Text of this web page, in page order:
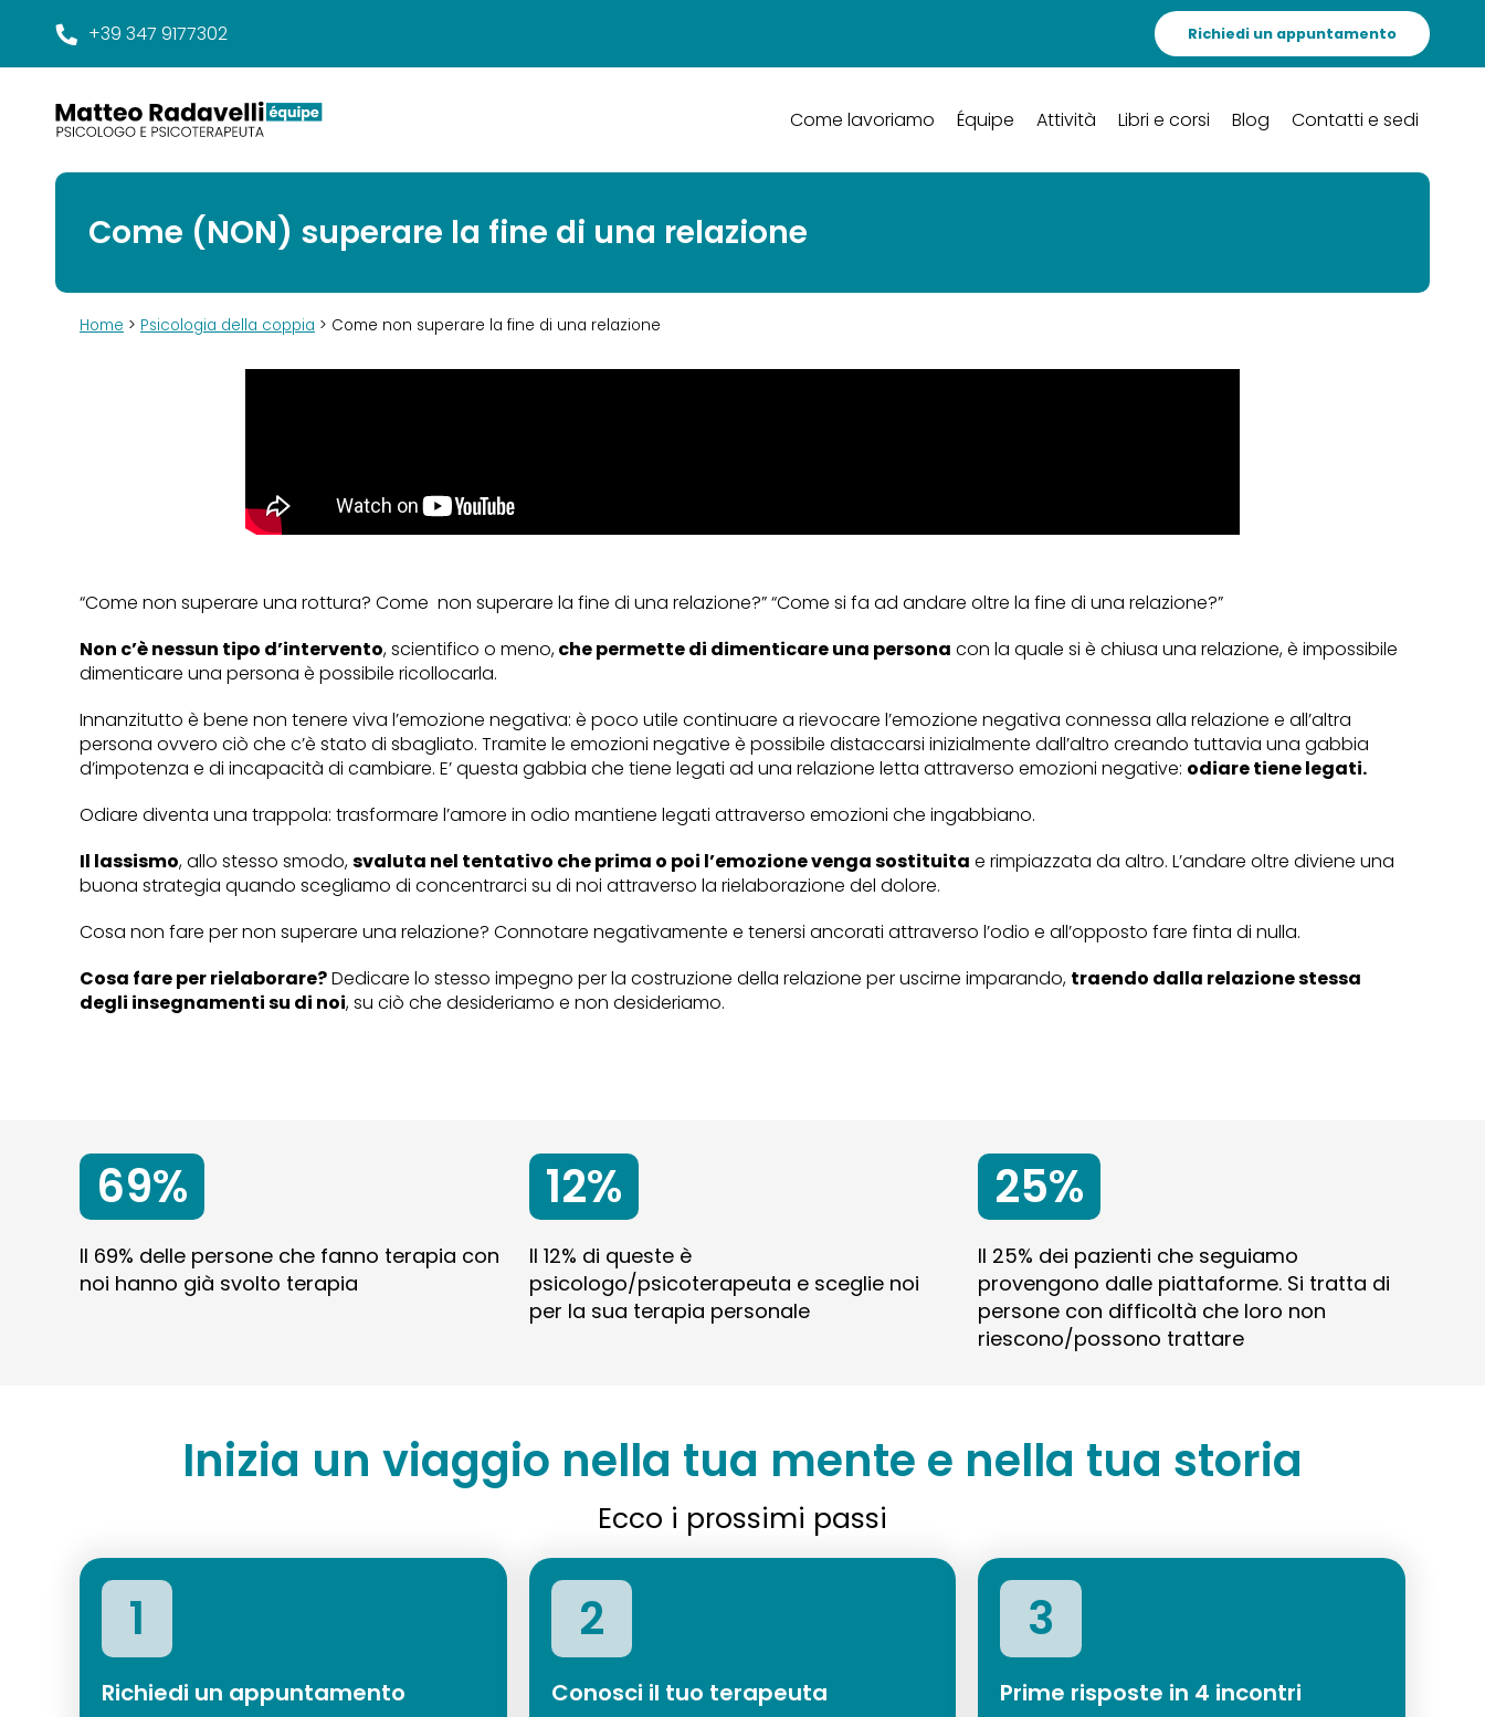
+39 347 9177302 Richiedi un appuntamento
Come lavoriamo Équipe Attività Libri e corsi Blog Contatti e sedi
Come (NON) superare la fine di una relazione
Home > Psicologia della coppia > Come non superare la fine di una relazione
“Come non superare una rottura? Come non superare la fine di una relazione?” “Come si fa ad andare oltre la fine di una relazione?”
Non c’è nessun tipo d’intervento, scientifico o meno,che permette di dimenticare una persona con la quale si è chiusa una relazione, è impossibile
dimenticare una persona è possibile ricollocarla.
Innanzitutto è bene non tenere viva l’emozione negativa: è poco utile continuare a rievocare l’emozione negativa connessa alla relazione e all’altra
persona ovvero ciò che c’è stato di sbagliato. Tramite le emozioni negative è possibile distaccarsi inizialmente dall’altro creando tuttavia una gabbia
d’impotenza e di incapacità di cambiare. E’ questa gabbia che tiene legati ad una relazione letta attraverso emozioni negative: odiare tiene legati.
Odiare diventa una trappola: trasformare l’amore in odio mantiene legati attraverso emozioni che ingabbiano.
Il lassismo, allo stesso smodo,svaluta nel tentativo che prima o poi l’emozione venga sostituita e rimpiazzata da altro. L’andare oltre diviene una
buona strategia quando scegliamo di concentrarci su di noi attraverso la rielaborazione del dolore.
Cosa non fare per non superare una relazione? Connotare negativamente e tenersi ancorati attraverso l’odio e all’opposto fare finta di nulla.
Cosa fare per rielaborare?Dedicare lo stesso impegno per la costruzione della relazione per uscirne imparando, traendo dalla relazione stessa
degli insegnamenti su di noi, su ciò che desideriamo e non desideriamo.
69%
Il 69% delle persone che fanno terapia con
noi hanno già svolto terapia
12%
Il 12% di queste è
psicologo/psicoterapeuta e sceglie noi
per la sua terapia personale
25%
Il 25% dei pazienti che seguiamo
provengono dalle piattaforme. Si tratta di
persone con difficoltà che loro non
riescono/possono trattare
Inizia un viaggio nella tua mente e nella tua storia
Ecco i prossimi passi
1
Richiedi un appuntamento
2
Conosci il tuo terapeuta
3
Prime risposte in 4 incontri